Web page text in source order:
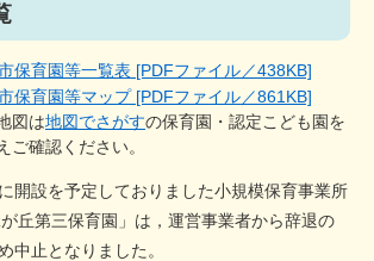
保育園等一覧表 [PDFファイル／438KB]
保育園等マップ [PDFファイル／861KB]
図は地図でさがすの保育園・認定こども園を
ご確認ください。
設を予定しておりました小規模保育事業所
が丘第三保育園」は，運営事業者から辞退の
中止となりました。